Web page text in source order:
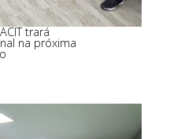
trará
na próxima